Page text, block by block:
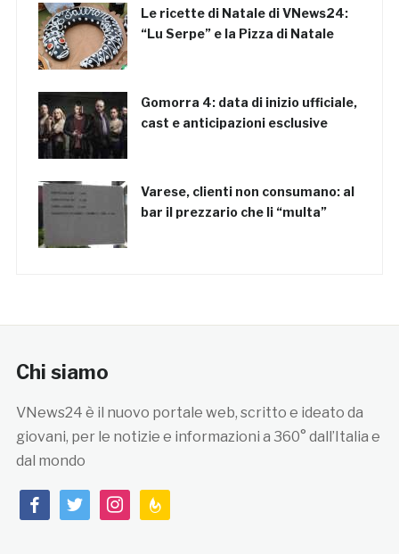
Le ricette di Natale di VNews24:
“Lu Serpe” e la Pizza di Natale
Gomorra 4: data di inizio ufficiale,
cast e anticipazioni esclusive
Varese, clienti non consumano: al
bar il prezzario che li “multa”
Chi siamo
VNews24 è il nuovo portale web, scritto e ideato da
giovani, per le notizie e informazioni a 360° dall’Italia e
dal mondo
facebooktwitterinstagramfeedburner